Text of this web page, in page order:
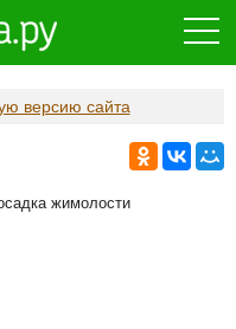
версию сайта
жимолости